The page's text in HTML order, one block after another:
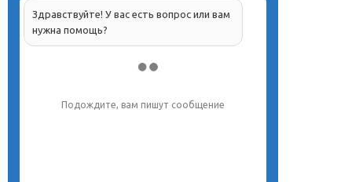
Здравствуйте! У вас есть вопрос или вам
нужна помощь?
Подождите, вам пишут сообщение